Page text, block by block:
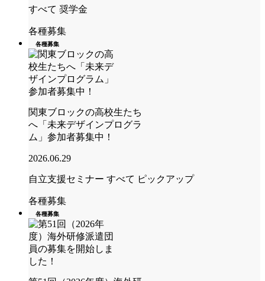
すべて 奨学金
各種募集
各種募集
関東ブロックの高校生たち
へ「未来デザインプログラ
ム」参加者募集中！
2026.06.29
自立支援セミナー すべて ピックアップ
各種募集
各種募集